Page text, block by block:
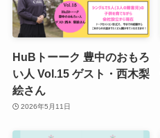
HuBトーーク 豊中のおもろ
い人 Vol.15 ゲスト・西木梨
絵さん
2026年5月11日